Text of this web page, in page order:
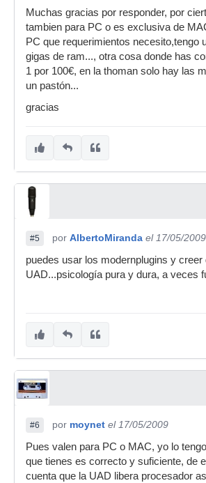
Muchas gracias por responder, por
tambien para PC o es exclusiva de
PC que requerimientos necesito,tengo
gigas de ram..., otra cosa donde has
1 por 100€, en la thoman solo hay las
un pastón...
gracias
#5 por AlbertoMiranda el 17/05/2009
puedes usar los modernplugins y creer
UAD...psicología pura y dura, a veces
#6 por moynet el 17/05/2009
Pues valen para PC o MAC, yo lo
que tienes es correcto y suficiente, de
cuenta que la UAD libera procesador